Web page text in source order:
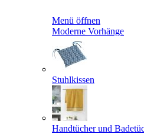
Menü öffnen
Moderne Vorhänge
Stuhlkissen
Handtücher und